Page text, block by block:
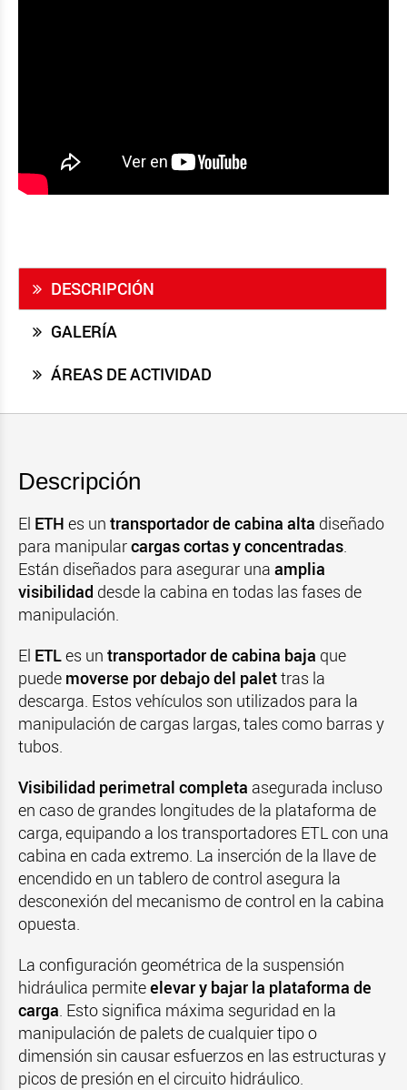
DESCRIPCIÓN
GALERÍA
ÁREAS DE ACTIVIDAD
Descripción
El ETH es un transportador de cabina alta diseñado
para manipularcargas cortas y concentradas
Están diseñados para asegurar una amplia
visibilidad desde la cabina en todas las fases de
manipulación.
El ETLes un transportador de cabina baja que
puede moverse por debajo del palettras la
descarga. Estos vehículos son utilizados para la
manipulación de cargas largas, tales como barras y
tubos.
Visibilidad perimetral completa asegurada incluso
en caso de grandes longitudes de la plataforma de
carga, equipando a los transportadores ETL con una
cabina en cada extremo. La inserción de la llave de
encendido en un tablero de control asegura la
desconexión del mecanismo de control en la cabina
opuesta.
La configuración geométrica de la suspensión
hidráulica permiteelevar y bajar la plataforma de
carga . Esto significa máxima seguridad en la
manipulación de palets de cualquier tipo o
dimensión sin causar esfuerzos en las estructuras y
picos de presión en el circuito hidráulico.